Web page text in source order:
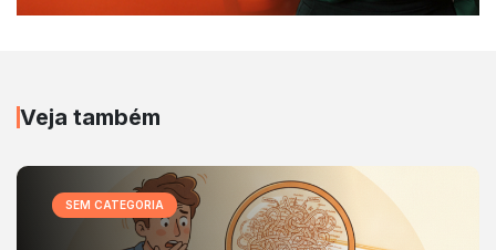
Veja também
SEM CATEGORIA